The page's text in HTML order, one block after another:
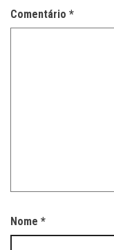
Comentário *
Nome *